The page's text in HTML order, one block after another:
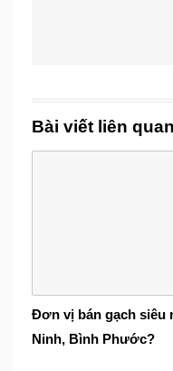
Bài viết liên quan
Đơn vị bán gạch siêu
Ninh, Bình Phước?